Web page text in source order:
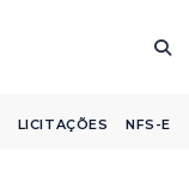
LICITAÇÕES NFS-E